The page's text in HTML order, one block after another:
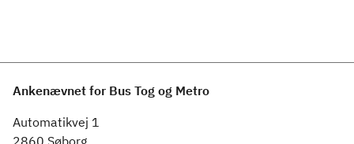
Ankenævnet for Bus Tog og Metro
Automatikvej 1
2860 Søborg